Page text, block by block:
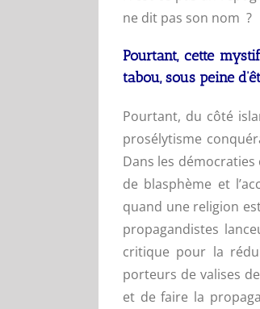
ne dit pas son nom ?
Pourtant, cette
tabou, sous peine
Pourtant, du côté
prosélytisme
Dans les
de blasphème et
quand une religion
propagandistes
critique pour la
porteurs de valises
et de faire la